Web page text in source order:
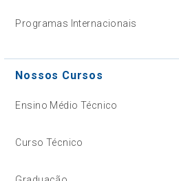
Programas Internacionais
Nossos Cursos
Ensino Médio Técnico
Curso Técnico